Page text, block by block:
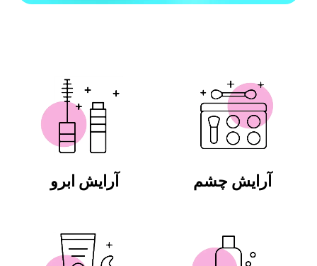
آرایش چشم آرایش ابرو